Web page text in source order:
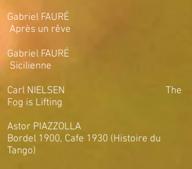
Gabriel FAURÉ
Après un rêve
Gabriel FAURÉ
Sicilienne
Carl NIELSEN The
Fog is Lifting
Astor PIAZZOLLA
Bordel 1900, Cafe 1930 (Histoire du
Tango)